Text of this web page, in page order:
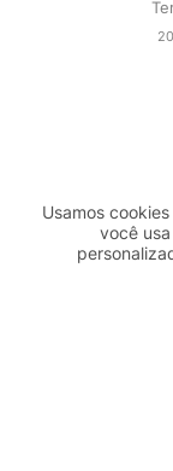
Usamos
você